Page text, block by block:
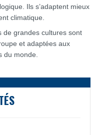
Ils s’adaptent mieux
climatique.
de grandes cultures sont
et adaptées aux
du monde.